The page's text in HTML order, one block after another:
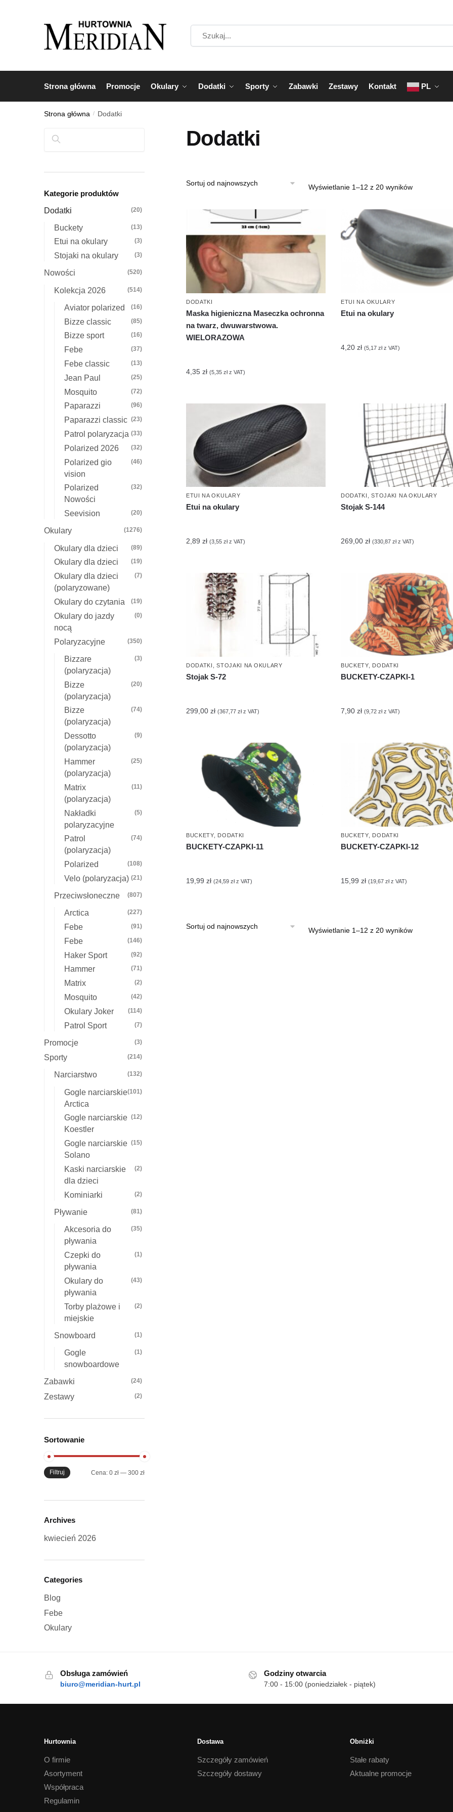
Strona główna Promocje Okulary Dodatki Sporty Zabawki Zestawy Kontakt PL
Strona główna / Dodatki
Dodatki
Wyświetlanie 1–12 z 20 wynikówPosortowane
DODATKI
Maska higieniczna Maseczka ochronna
na twarz, dwuwarstwowa.
WIELORAZOWA
4,35 zł (5,35 złz VAT)
ETUI NA OKULARY
Etui na okulary
4,20 zł (5,17 złz VAT)
ETUI NA OKULARY
Etui na okulary
2,89 zł (3,55 złz VAT)
DODATKI ,STOJAKI NA OKULARY
Stojak S-144
269,00 zł (330,87 złz VAT)
DODATKI ,STOJAKI NA OKULARY
Stojak S-72
299,00 zł (367,77 złz VAT)
BUCKETY, DODATKI
BUCKETY-CZAPKI-1
7,90 zł (9,72 złz VAT)
BUCKETY, DODATKI
BUCKETY-CZAPKI-11
19,99 zł (24,59 złz VAT)
BUCKETY, DODATKI
BUCKETY-CZAPKI-12
15,99 zł (19,67 złz VAT)
Wyświetlanie 1–12 z 20 wynikówPosortowane
Szukaj
Kategorie produktów
Dodatki
(20)
Buckety (13)
Etui na okulary (3)
Stojaki na okulary (3)
Nowości (520)
Kolekcja 2026 (514)
Aviator polarized (16)
Bizze classic (85)
Bizze sport (16)
Febe (37)
Febe classic (13)
Jean Paul (25)
Mosquito (72)
Paparazzi (96)
Paparazzi classic (23)
Patrol polaryzacja (33)
Polarized 2026 (32)
Polarized gio
vision
(46)
Polarized
Nowości
(32)
Seevision (20)
Okulary (1276)
Okulary dla dzieci (89)
Okulary dla dzieci (19)
Okulary dla dzieci
(polaryzowane)
(7)
Okulary do czytania (19)
Okulary do jazdy
nocą
(0)
Polaryzacyjne (350)
Bizzare
(polaryzacja)
(3)
Bizze
(polaryzacja)
(20)
Bizze
(polaryzacja)
(74)
Dessotto
(polaryzacja)
(9)
Hammer
(polaryzacja)
(25)
Matrix
(polaryzacja)
(11)
Nakładki
polaryzacyjne
(5)
Patrol
(polaryzacja)
(74)
Polarized (108)
Velo (polaryzacja) (21)
Przeciwsłoneczne (807)
Arctica (227)
Febe (91)
Febe (146)
Haker Sport (92)
Hammer (71)
Matrix (2)
Mosquito (42)
Okulary Joker (114)
Patrol Sport (7)
Promocje (3)
Sporty (214)
Narciarstwo (132)
Gogle narciarskie
Arctica
(101)
Gogle narciarskie
Koestler
(12)
Gogle narciarskie
Solano
(15)
Kaski narciarskie
dla dzieci
(2)
Kominiarki (2)
Pływanie (81)
Akcesoria do
pływania
(35)
Czepki do
pływania
(1)
Okulary do
pływania
(43)
Torby plażowe i
miejskie
(2)
Snowboard (1)
Gogle
snowboardowe
(1)
Zabawki (24)
Zestawy (2)
Sortowanie
Cena
Cena
Filtruj Cena: 0 zł— 300 zł
Archives
kwiecień 2026
Categories
Blog
Febe
Okulary
Obsługa zamówień
biuro@meridian-hurt.pl
Godziny otwarcia
7:00 - 15:00 (poniedziałek - piątek)
Hurtownia
O firmie
Asortyment
Współpraca
Regulamin
Dostawa
Szczegóły zamówień
Szczegóły dostawy
Obniżki
Stałe rabaty
Aktualne promocje